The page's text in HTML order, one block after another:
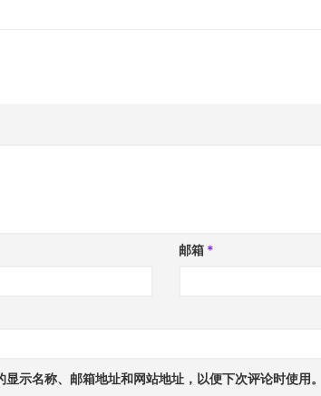
邮箱 *
示名称、邮箱地址和网站地址，以便下次评论时使用。